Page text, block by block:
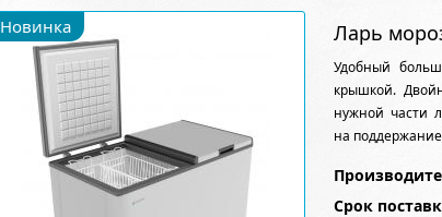
Новинка Ларь
Удобный
крышкой.
нужной части
на
Срок